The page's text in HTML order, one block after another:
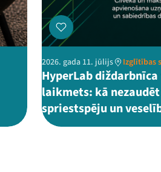
2026. gada 11. jūlijs Izglītības
HyperLab
laikmets: kā
spriestspēju un